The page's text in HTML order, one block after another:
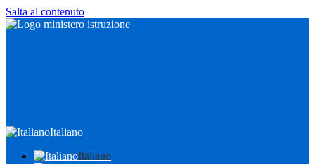
Salta al contenuto
Italiano
Italiano